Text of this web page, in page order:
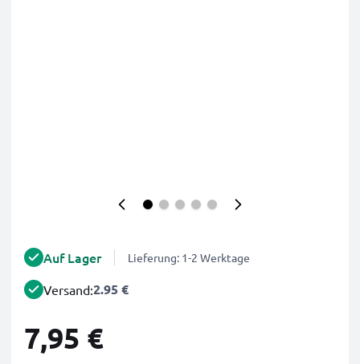
Auf Lager Lieferung: 1-2 Werktage
Versand:2.95 €
7,95 €